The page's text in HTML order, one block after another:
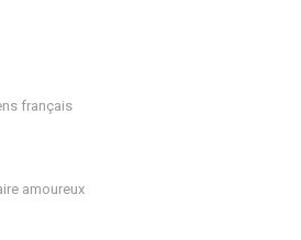
français
amoureux